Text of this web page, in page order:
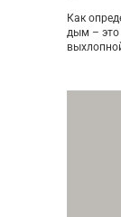
Как
дым – это